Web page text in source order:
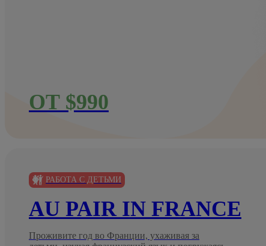
ОТ $990
РАБОТА С ДЕТЬМИ
AU PAIR IN FRANCE
Проживите год во Франции, ухаживая за